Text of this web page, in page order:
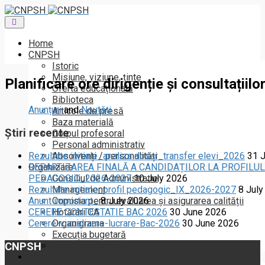
Toggle
navigation
Home
CNPSH
Istoric
Misiune, viziune, ținte
Oferta educațională
Biblioteca
Articole de presă
Baza materială
Corpul profesoral
Personal administrativ
Absolvenți / personalități
Organizare
Consiliul de Administratie
Management
Comisia pentru evaluarea și asigurarea calității
Hotărâri CA
Organigrama
Execuția bugetară
Planificare ore dirigenție și
Anunțuriand Noutăți
Știri recente
Rezultate initiale_analiza dosar_transfer elevi_2026 31
REPARTIZAREA FINALĂ A CANDIDAȚILOR LA PROFILUL
PEDAGOGIC_2026-2027 10 July 2026
Rezultate initiale_profil pedagogic_IX_2026-2027 8
Anunt important_ 8 July 2026
CERERE CONTESTATIE BAC 2026 30 June 2026
Cerere-vizualizare-lucrare-Bac-2026 30 June 2026
CNPSH